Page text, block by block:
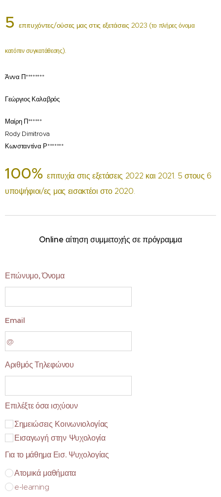
5επιτυχόντες/ούσες μας στις εξετάσεις 2023 (το πλήρες όνομα
κατόπιν συγκατάθεσης).
Άννα Π********
Γεώργιος Καλαβρός
Μαίρη Π******
Rody Dimitrova
Κωνσταντίνα Ρ*******
100% επιτυχία στις εξετάσεις 2022 και 2021. 5 στους 6
υποψήφιοι/ες μας εισακτέοι στο 2020.
Online αίτηση συμμετοχής σε πρόγραμμα
Επώνυμο, Όνομα
Email
Αριθμός Τηλεφώνου
Επιλέξτε όσα ισχύουν
Σημειώσεις Κοινωνιολογίας
Εισαγωγή στην Ψυχολογία
Για το μάθημα Εισ. Ψυχολογίας
Ατομικά μαθήματα
e-learning